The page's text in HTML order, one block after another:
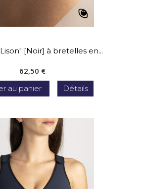
[Noir] à bretelles en...
62,50 €
au panier Détails